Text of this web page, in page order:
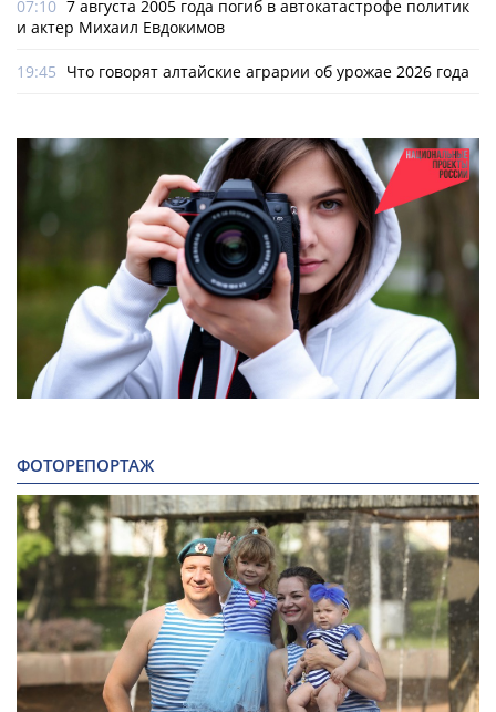
07:10 7 августа 2005 года погиб в автокатастрофе политик
и актер Михаил Евдокимов
19:45 Что говорят алтайские аграрии об урожае 2026 года
ФОТОРЕПОРТАЖ